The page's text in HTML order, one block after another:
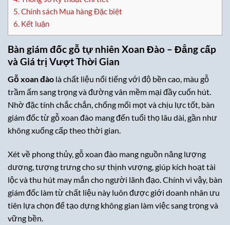
5.Chính sách Mua hàng Đặc biệt
6. Kết luận
Bàn giám đốc gỗ tự nhiên Xoan Đào – Đẳng cấp
và Giá trị Vượt Thời Gian
Gỗ xoan đào là chất liệu nổi tiếng với độ bền cao, màu gỗ
trầm ấm sang trọng và đường vân mềm mại đầy cuốn hút.
Nhờ đặc tính chắc chắn, chống mối mọt và chịu lực tốt, bàn
giám đốc từ gỗ xoan đào mang đến tuổi thọ lâu dài, gần như
không xuống cấp theo thời gian.
Xét về phong thủy, gỗ xoan đào mang nguồn năng lượng
dương, tượng trưng cho sự thịnh vượng, giúp kích hoạt tài
lộc và thu hút may mắn cho người lãnh đạo. Chính vì vậy, bàn
giám đốc làm từ chất liệu này luôn được giới doanh nhân ưu
tiên lựa chọn để tạo dựng không gian làm việc sang trọng và
vững bền.